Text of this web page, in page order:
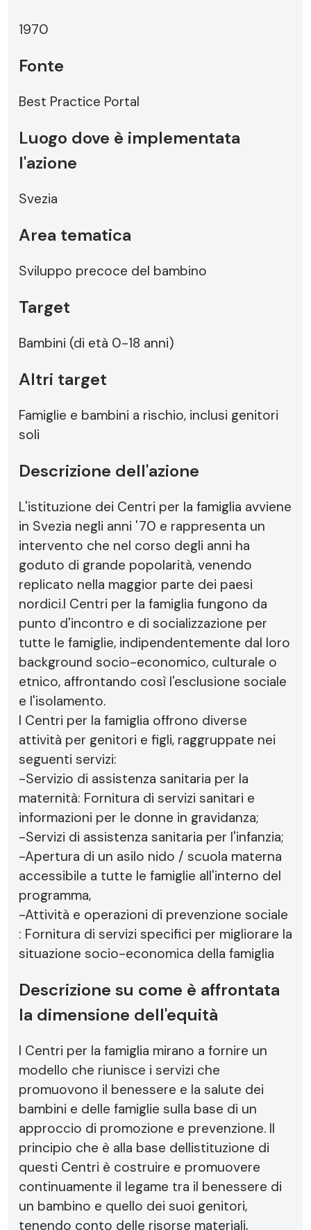
1970
Fonte
Best Practice Portal
Luogo dove è implementata
l'azione
Svezia
Area tematica
Sviluppo precoce del bambino
Target
Bambini (di età 0-18 anni)
Altri target
Famiglie e bambini a rischio, inclusi genitori
soli
Descrizione dell'azione
L'istituzione dei Centri per la famiglia avviene
in Svezia negli anni '70 e rappresenta un
intervento che nel corso degli anni ha
goduto di grande popolarità, venendo
replicato nella maggior parte dei paesi
nordici.I Centri per la famiglia fungono da
punto d'incontro e di socializzazione per
tutte le famiglie, indipendentemente dal loro
background socio-economico, culturale o
etnico, affrontando così l'esclusione sociale
e l'isolamento.
I Centri per la famiglia offrono diverse
attività per genitori e figli, raggruppate nei
seguenti servizi:
-Servizio di assistenza sanitaria per la
maternità: Fornitura di servizi sanitari e
informazioni per le donne in gravidanza;
-Servizi di assistenza sanitaria per l'infanzia;
-Apertura di un asilo nido / scuola materna
accessibile a tutte le famiglie all'interno del
programma,
-Attività e operazioni di prevenzione sociale
: Fornitura di servizi specifici per migliorare la
situazione socio-economica della famiglia
Descrizione su come è affrontata
la dimensione dell'equità
I Centri per la famiglia mirano a fornire un
modello che riunisce i servizi che
promuovono il benessere e la salute dei
bambini e delle famiglie sulla base di un
approccio di promozione e prevenzione. Il
principio che è alla base dellistituzione di
questi Centri è costruire e promuovere
continuamente il legame tra il benessere di
un bambino e quello dei suoi genitori,
tenendo conto delle risorse materiali,